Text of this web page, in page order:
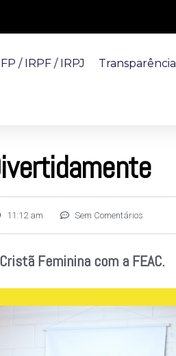
/ IRPF / IRPJ Transparência
11:12 am Sem Comentários
Feminina com a FEAC.